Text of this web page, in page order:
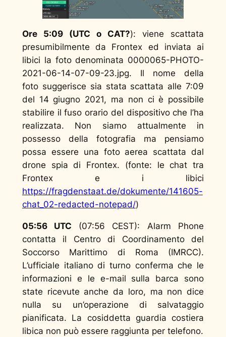
Ore 5:09 (UTC o CAT?): viene scattata
presumibilmente da Frontex ed inviata ai
libici la foto denominata 0000065-PHOTO-
2021-06-14-07-09-23.jpg. Il nome della
foto suggerisce sia stata scattata alle 7:09
del 14 giugno 2021, ma non ci è possibile
stabilire il fuso orario del dispositivo che l’ha
realizzata. Non siamo attualmente in
possesso della fotografia ma pensiamo
possa essere una foto aerea scattata dal
drone spia di Frontex. (fonte: le chat tra
Frontex e i libici
https://fragdenstaat.de/dokumente/141605-
chat_02-redacted-notepad/)
05:56 UTC (07:56 CEST): Alarm Phone
contatta il Centro di Coordinamento del
Soccorso Marittimo di Roma (IMRCC).
L’ufficiale italiano di turno conferma che le
informazioni e le e-mail sulla barca sono
state ricevute anche da loro, ma non dice
nulla su un’operazione di salvataggio
pianificata. La cosiddetta guardia costiera
libica non può essere raggiunta per telefono.